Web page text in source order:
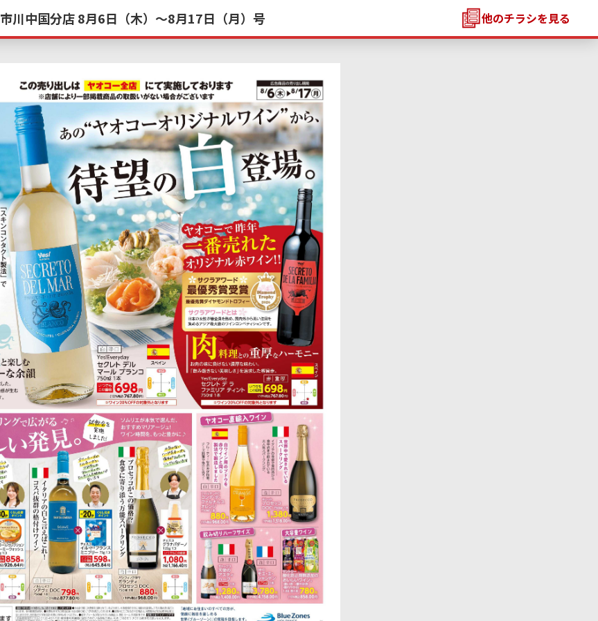
市川中国分店 8月6日（木）〜8月17日（月）号 他のチラシを見る